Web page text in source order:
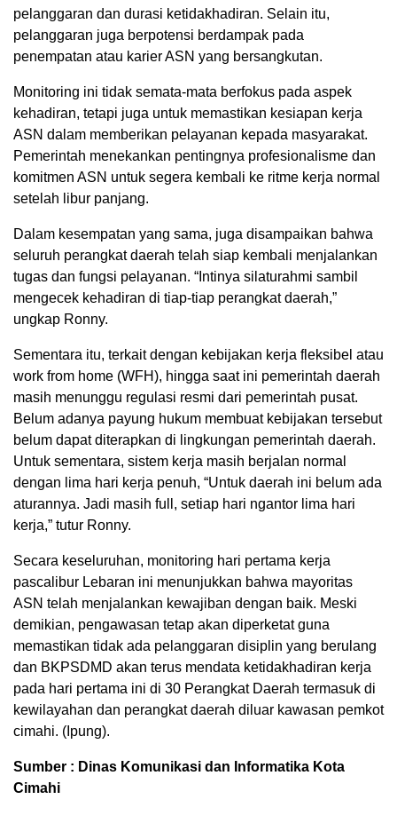
pelanggaran dan durasi ketidakhadiran. Selain itu,
pelanggaran juga berpotensi berdampak pada
penempatan atau karier ASN yang bersangkutan.
Monitoring ini tidak semata-mata berfokus pada aspek
kehadiran, tetapi juga untuk memastikan kesiapan kerja
ASN dalam memberikan pelayanan kepada masyarakat.
Pemerintah menekankan pentingnya profesionalisme dan
komitmen ASN untuk segera kembali ke ritme kerja normal
setelah libur panjang.
Dalam kesempatan yang sama, juga disampaikan bahwa
seluruh perangkat daerah telah siap kembali menjalankan
tugas dan fungsi pelayanan. “Intinya silaturahmi sambil
mengecek kehadiran di tiap-tiap perangkat daerah,”
ungkap Ronny.
Sementara itu, terkait dengan kebijakan kerja fleksibel atau
work from home (WFH), hingga saat ini pemerintah daerah
masih menunggu regulasi resmi dari pemerintah pusat.
Belum adanya payung hukum membuat kebijakan tersebut
belum dapat diterapkan di lingkungan pemerintah daerah.
Untuk sementara, sistem kerja masih berjalan normal
dengan lima hari kerja penuh, “Untuk daerah ini belum ada
aturannya. Jadi masih full, setiap hari ngantor lima hari
kerja,” tutur Ronny.
Secara keseluruhan, monitoring hari pertama kerja
pascalibur Lebaran ini menunjukkan bahwa mayoritas
ASN telah menjalankan kewajiban dengan baik. Meski
demikian, pengawasan tetap akan diperketat guna
memastikan tidak ada pelanggaran disiplin yang berulang
dan BKPSDMD akan terus mendata ketidakhadiran kerja
pada hari pertama ini di 30 Perangkat Daerah termasuk di
kewilayahan dan perangkat daerah diluar kawasan pemkot
cimahi. (Ipung).
Sumber : Dinas Komunikasi dan Informatika Kota
Cimahi